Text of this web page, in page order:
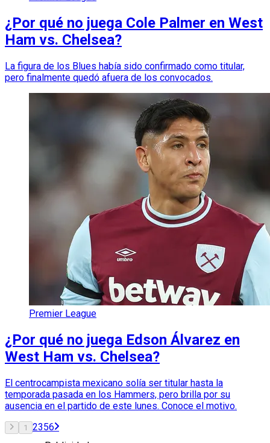
¿Por qué no juega Cole Palmer en West
Ham vs. Chelsea?
La figura de los Blues había sido confirmado como titular,
pero finalmente quedó afuera de los convocados.
Premier League
¿Por qué no juega Edson Álvarez en
West Ham vs. Chelsea?
El centrocampista mexicano solía ser titular hasta la
temporada pasada en los Hammers, pero brilla por su
ausencia en el partido de este lunes. Conoce el motivo.
1 2356